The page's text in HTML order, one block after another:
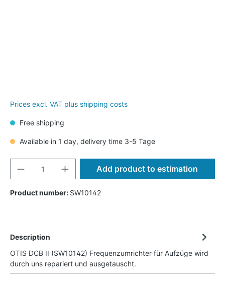
Prices excl. VAT plus shipping costs
Free shipping
Available in 1 day, delivery time 3-5 Tage
Add product to estimation
Product number: SW10142
Description
OTIS DCB II (SW10142) Frequenzumrichter für Aufzüge wird
durch uns repariert und ausgetauscht.